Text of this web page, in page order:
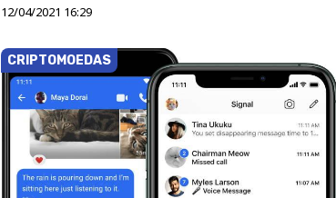
12/04/2021 16:29
CRIPTOMOEDAS